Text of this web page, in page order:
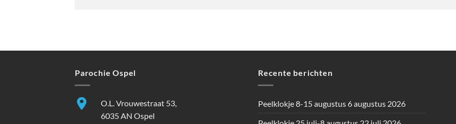
Parochie Ospel
O.L. Vrouwestraat 53,
6035 AN Ospel
Recente berichten
Peelklokje 8-15 augustus 6 augustus 2026